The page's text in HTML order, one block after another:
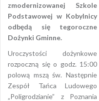
zmodernizowanej Szkole
Podstawowej w Kobylnicy
odbędą się tegoroczne
Dożynki Gminne.
Uroczystości dożynkowe
rozpoczną się o godz. 15:00
polową mszą św. Następnie
Zespół Tańca Ludowego
„Poligrodzianie” z Poznania